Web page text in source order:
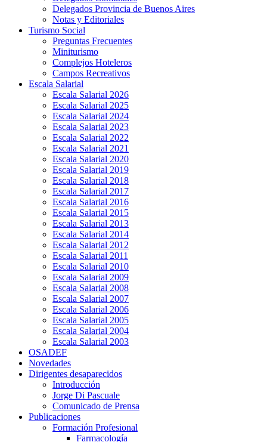
Delegados Provincia de Buenos Aires
Notas y Editoriales
Turismo Social
Preguntas Frecuentes
Miniturismo
Complejos Hoteleros
Campos Recreativos
Escala Salarial
Escala Salarial 2026
Escala Salarial 2025
Escala Salarial 2024
Escala Salarial 2023
Escala Salarial 2022
Escala Salarial 2021
Escala Salarial 2020
Escala Salarial 2019
Escala Salarial 2018
Escala Salarial 2017
Escala Salarial 2016
Escala Salarial 2015
Escala Salarial 2013
Escala Salarial 2014
Escala Salarial 2012
Escala Salarial 2011
Escala Salarial 2010
Escala Salarial 2009
Escala Salarial 2008
Escala Salarial 2007
Escala Salarial 2006
Escala Salarial 2005
Escala Salarial 2004
Escala Salarial 2003
OSADEF
Novedades
Dirigentes desaparecidos
Introducción
Jorge Di Pascuale
Comunicado de Prensa
Publicaciones
Formación Profesional
Farmacología